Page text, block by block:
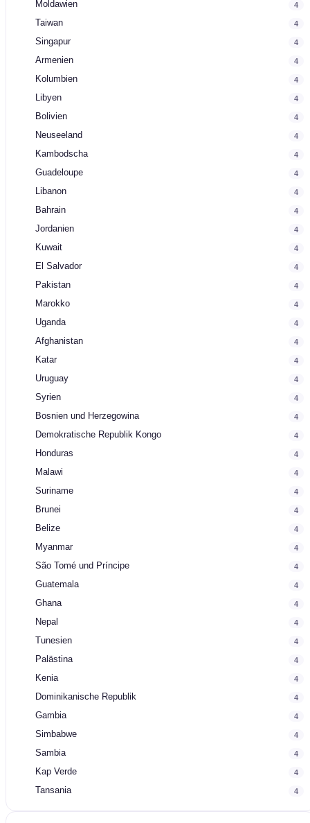
Moldawien 4
Taiwan 4
Singapur 4
Armenien 4
Kolumbien 4
Libyen 4
Bolivien 4
Neuseeland 4
Kambodscha 4
Guadeloupe 4
Libanon 4
Bahrain 4
Jordanien 4
Kuwait 4
El Salvador 4
Pakistan 4
Marokko 4
Uganda 4
Afghanistan 4
Katar 4
Uruguay 4
Syrien 4
Bosnien und Herzegowina 4
Demokratische Republik Kongo 4
Honduras 4
Malawi 4
Suriname 4
Brunei 4
Belize 4
Myanmar 4
São Tomé und Príncipe 4
Guatemala 4
Ghana 4
Nepal 4
Tunesien 4
Palästina 4
Kenia 4
Dominikanische Republik 4
Gambia 4
Simbabwe 4
Sambia 4
Kap Verde 4
Tansania 4